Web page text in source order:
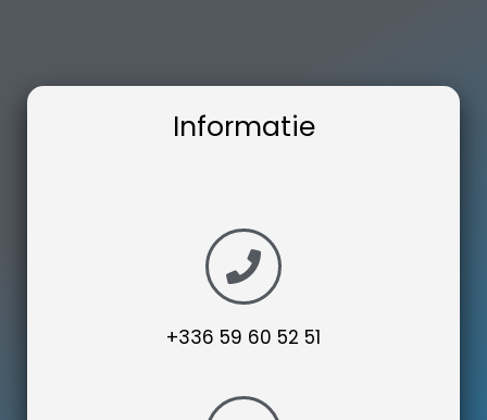
Informatie
+336 59 60 52 51